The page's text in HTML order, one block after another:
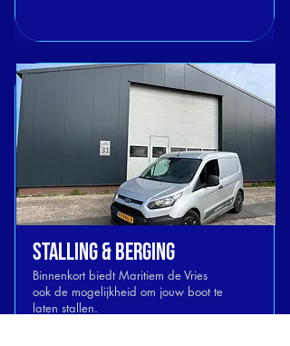
STALLING & BERGING
Binnenkort biedt Maritiem de Vries
ook de mogelijkheid om jouw boot te
laten stallen.